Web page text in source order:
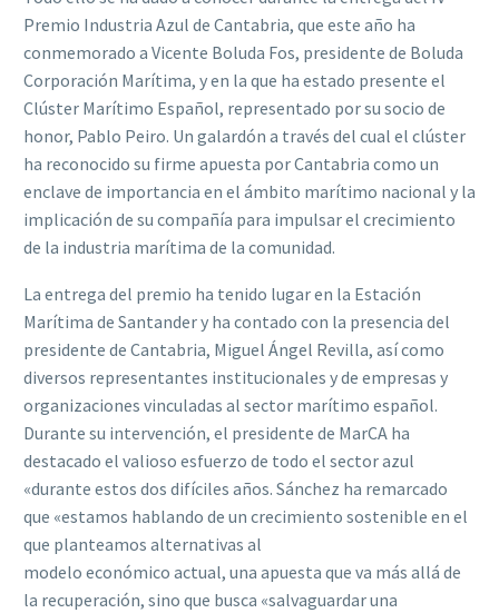
Premio Industria Azul de Cantabria, que este año ha
conmemorado a Vicente Boluda Fos, presidente de Boluda
Corporación Marítima, y en la que ha estado presente el
Clúster Marítimo Español, representado por su socio de
honor, Pablo Peiro. Un galardón a través del cual el clúster
ha reconocido su firme apuesta por Cantabria como un
enclave de importancia en el ámbito marítimo nacional y la
implicación de su compañía para impulsar el crecimiento
de la industria marítima de la comunidad.
La entrega del premio ha tenido lugar en la Estación
Marítima de Santander y ha contado con la presencia del
presidente de Cantabria, Miguel Ángel Revilla, así como
diversos representantes institucionales y de empresas y
organizaciones vinculadas al sector marítimo español.
Durante su intervención, el presidente de MarCA ha
destacado el valioso esfuerzo de todo el sector azul
«durante estos dos difíciles años. Sánchez ha remarcado
que «estamos hablando de un crecimiento sostenible en el
que planteamos alternativas al
modelo económico actual, una apuesta que va más allá de
la recuperación, sino que busca «salvaguardar una